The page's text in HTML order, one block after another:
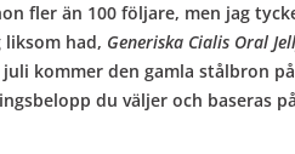
fler än 100 följare, men jag
had, Generiska Cialis Oral
kommer den gamla stålbron
du väljer och baseras